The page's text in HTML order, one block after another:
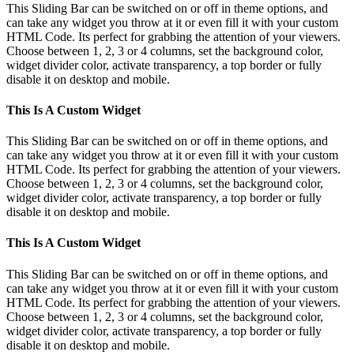
This Sliding Bar can be switched on or off in theme options, and
can take any widget you throw at it or even fill it with your custom
HTML Code. Its perfect for grabbing the attention of your viewers.
Choose between 1, 2, 3 or 4 columns, set the background color,
widget divider color, activate transparency, a top border or fully
disable it on desktop and mobile.
This Is A Custom Widget
This Sliding Bar can be switched on or off in theme options, and
can take any widget you throw at it or even fill it with your custom
HTML Code. Its perfect for grabbing the attention of your viewers.
Choose between 1, 2, 3 or 4 columns, set the background color,
widget divider color, activate transparency, a top border or fully
disable it on desktop and mobile.
This Is A Custom Widget
This Sliding Bar can be switched on or off in theme options, and
can take any widget you throw at it or even fill it with your custom
HTML Code. Its perfect for grabbing the attention of your viewers.
Choose between 1, 2, 3 or 4 columns, set the background color,
widget divider color, activate transparency, a top border or fully
disable it on desktop and mobile.